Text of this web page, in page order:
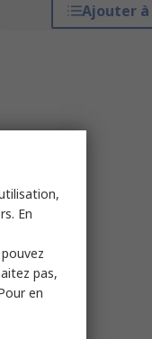
Ajouter
En
pas,
en